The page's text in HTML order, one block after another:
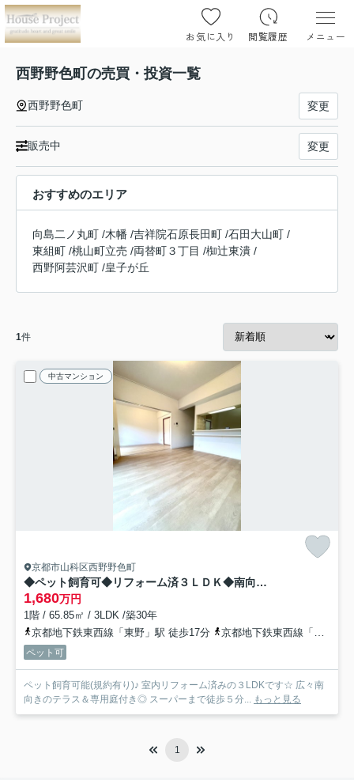
お気に入り 閲覧履歴 メニュー
西野野色町の売買・投資一覧
西野野色町 変更
販売中 変更
おすすめのエリア
向島二ノ丸町 /木幡 /吉祥院石原長田町 /石田大山町 /
東組町 /桃山町立売 /両替町３丁目 /椥辻東潰 /
西野阿芸沢町 /皇子が丘
1件
中古マンション
京都市山科区西野野色町
◆ペット飼育可◆リフォーム済３ＬＤＫ◆南向きテラス＆専用庭◆スーパー徒歩５分◆サンルシエル山科西野
1,680万円
1階 / 65.85㎡ / 3LDK /築30年
京都地下鉄東西線「東野」駅 徒歩17分
京都地下鉄東西線「御陵」駅 徒歩17分
ペット可
ペット飼育可能(規約有り)♪ 室内リフォーム済みの３LDKです☆ 広々南
向きのテラス＆専用庭付き◎ スーパーまで徒歩５分...
もっと見る
1